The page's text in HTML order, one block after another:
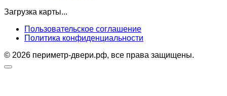
Загрузка карты...
Пользовательское соглашение
Политика конфиденциальности
© 2026 периметр-двери.рф, все права защищены.